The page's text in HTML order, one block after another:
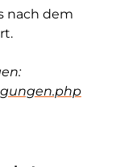
nach dem